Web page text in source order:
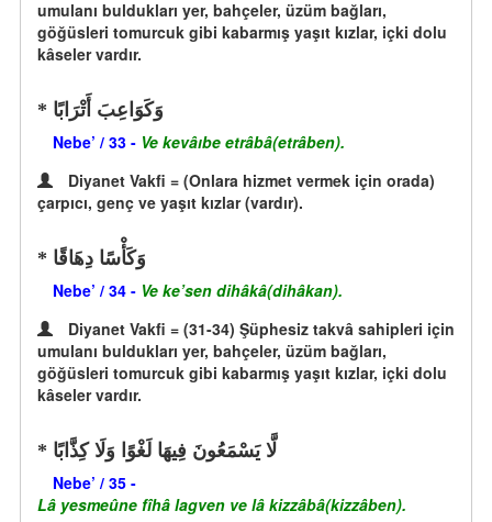
umulanı buldukları yer, bahçeler, üzüm bağları,
göğüsleri tomurcuk gibi kabarmış yaşıt kızlar, içki dolu
kâseler vardır.
وَكَوَاعِبَ أَتْرَابًا
Nebe’ / 33 - Ve kevâıbe etrâbâ(etrâben).
Diyanet Vakfi = (Onlara hizmet vermek için orada)
çarpıcı, genç ve yaşıt kızlar (vardır).
وَكَأْسًا دِهَاقًا
Nebe’ / 34 - Ve ke’sen dihâkâ(dihâkan).
Diyanet Vakfi = (31-34) Şüphesiz takvâ sahipleri için
umulanı buldukları yer, bahçeler, üzüm bağları,
göğüsleri tomurcuk gibi kabarmış yaşıt kızlar, içki dolu
kâseler vardır.
لَّا يَسْمَعُونَ فِيهَا لَغْوًا وَلَا كِذَّابًا
Nebe’ / 35 -
Lâ yesmeûne fîhâ lagven ve lâ kizzâbâ(kizzâben).